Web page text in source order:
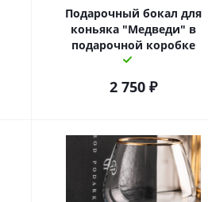
Подарочный бокал для
коньяка "Медведи" в
подарочной коробке
2 750₽